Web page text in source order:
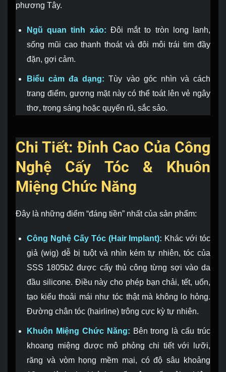
phương Tây.
Ngũ quan tinh xảo: Đôi mắt to tròn long lanh,
sống mũi cao thanh thoát và đôi môi trái tim đầy
đặn, gợi cảm.
Biểu cảm đa dạng: Tùy vào góc nhìn và cách
trang điểm, gương mặt này có thể toát lên vẻ ngây
thơ, trong sáng hoặc quyến rũ, sắc sảo.
Chi Tiết: Đỉnh Cao Của Công
Nghệ Cấy Tóc & Khuôn
Miệng Chức Năng
Đây là những điểm “đáng tiền” nhất của sản phẩm:
Công Nghệ Cấy Tóc (Hair Implant): Khác với tóc
giả (wig) dễ bị tuột và nhìn kém tự nhiên, tóc của
SSS 1805b2 được cấy thủ công từng sợi vào da
đầu silicone. Điều này cho phép bạn chải, tết, uốn,
tạo kiểu thoải mái như tóc thật mà không lo hỏng.
Đường chân tóc (hairline) trông cực kỳ tự nhiên.
Khuôn Miệng Chức Năng: Bên trong là cấu trúc
khoang miệng được mô phỏng chi tiết với lưỡi,
răng và vòm họng mềm mại, có độ sâu khoảng